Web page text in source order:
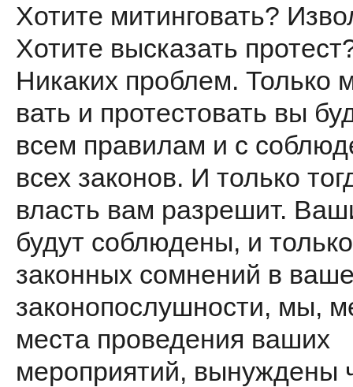
Хотите митинговать?
Хотите высказать
Никаких проблем. Только
вать и протестовать вы
всем правилам и с
всех законов. И только
власть вам разрешит.
будут со­блюдены, и
законных сомнений в
законопослушно­сти, мы,
места проведения ва­ших
мероприятий, вынуждены